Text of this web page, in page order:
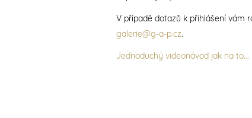
V případě dotazů k přihlášení vám
galerie@g-a-p.cz.
Jednoduchý videonávod jak na to...